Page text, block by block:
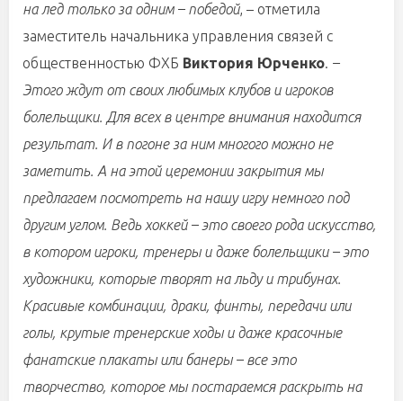
на лед только за одним – победой, – отметила
заместитель начальника управления связей с
общественностью ФХБ Виктория Юрченко. –
Этого ждут от своих любимых клубов и игроков
болельщики. Для всех в центре внимания находится
результат. И в погоне за ним многого можно не
заметить. А на этой церемонии закрытия мы
предлагаем посмотреть на нашу игру немного под
другим углом. Ведь хоккей – это своего рода искусство,
в котором игроки, тренеры и даже болельщики – это
художники, которые творят на льду и трибунах.
Красивые комбинации, драки, финты, передачи или
голы, крутые тренерские ходы и даже красочные
фанатские плакаты или банеры – все это
творчество, которое мы постараемся раскрыть на